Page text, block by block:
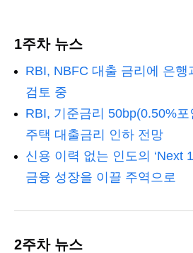
1주차 뉴스
RBI, NBFC 대출 금리에 은행
검토 중
RBI, 기준금리 50bp(0.50%포
주택 대출금리 인하 전망
신용 이력 없는 인도의 ‘Next
금융 성장을 이끌 주역으로
2주차 뉴스